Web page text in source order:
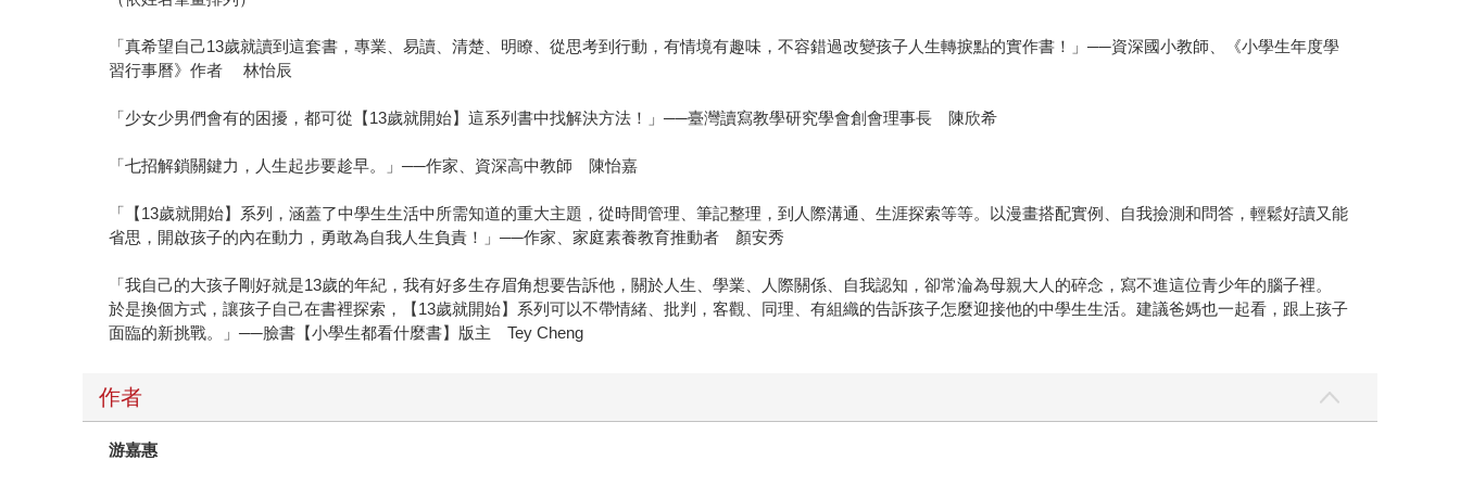
「真希望自己13歲就讀到這套書，專業、易讀、清楚、明瞭、從思考到行動，有情境有趣味，不容錯過改變孩子人生轉捩點的實作書！」──資深國小教師、《小學生年度學
習行事曆》作者 林怡辰
「少女少男們會有的困擾，都可從【13歲就開始】這系列書中找解決方法！」──臺灣讀寫教學研究學會創會理事長 陳欣希
「七招解鎖關鍵力，人生起步要趁早。」──作家、資深高中教師 陳怡嘉
「【13歲就開始】系列，涵蓋了中學生生活中所需知道的重大主題，從時間管理、筆記整理，到人際溝通、生涯探索等等。以漫畫搭配實例、自我撿測和問答，輕鬆好讀又能
省思，開啟孩子的內在動力，勇敢為自我人生負責！」──作家、家庭素養教育推動者 顏安秀
「我自己的大孩子剛好就是13歲的年紀，我有好多生存眉角想要告訴他，關於人生、學業、人際關係、自我認知，卻常淪為母親大人的碎念，寫不進這位青少年的腦子裡。
於是換個方式，讓孩子自己在書裡探索，【13歲就開始】系列可以不帶情緒、批判，客觀、同理、有組織的告訴孩子怎麼迎接他的中學生生活。建議爸媽也一起看，跟上孩子
面臨的新挑戰。」──臉書【小學生都看什麼書】版主 Tey Cheng
作者
游嘉惠